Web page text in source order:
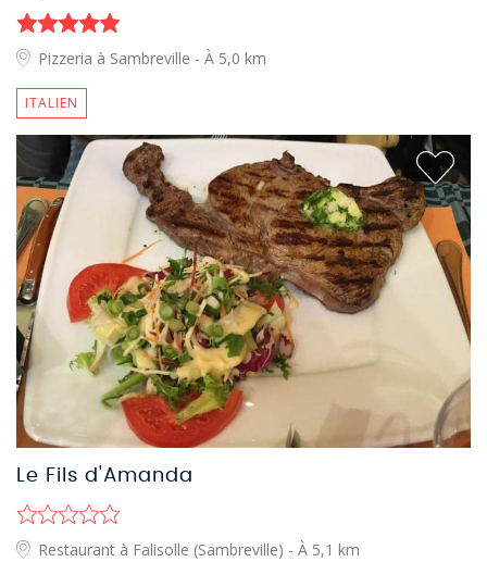
Pizzeria à Sambreville - À 5,0 km
ITALIEN
Le Fils d'Amanda
Restaurant à Falisolle (Sambreville) - À 5,1 km